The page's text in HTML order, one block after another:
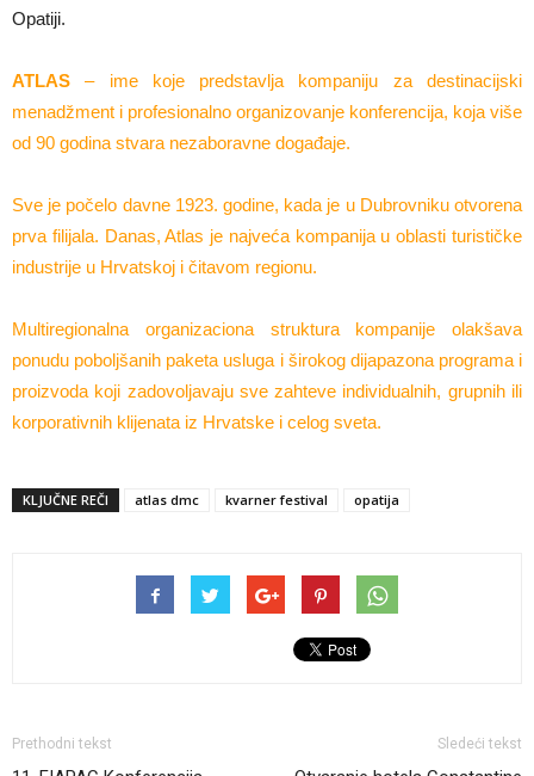
Opatiji.
ATLAS – ime koje predstavlja kompaniju za destinacijski
menadžment i profesionalno organizovanje konferencija, koja više
od 90 godina stvara nezaboravne događaje.
Sve je počelo davne 1923. godine, kada je u Dubrovniku otvorena
prva filijala. Danas, Atlas je najveća kompanija u oblasti turističke
industrije u Hrvatskoj i čitavom regionu.
Multiregionalna organizaciona struktura kompanije olakšava
ponudu poboljšanih paketa usluga i širokog dijapazona programa i
proizvoda koji zadovoljavaju sve zahteve individualnih, grupnih ili
korporativnih klijenata iz Hrvatske i celog sveta.
KLJUČNE REČI atlas dmc kvarner festival opatija
Prethodni tekst Sledeći tekst